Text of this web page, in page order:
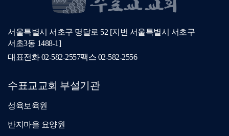
서울특별시 서초구 명달로 52 [지번 서울특별시 서초구
서초3동 1488-1]
대표전화02-582-2557팩스 02-582-2556
수표교교회 부설기관
성육보육원
반지마을 요양원